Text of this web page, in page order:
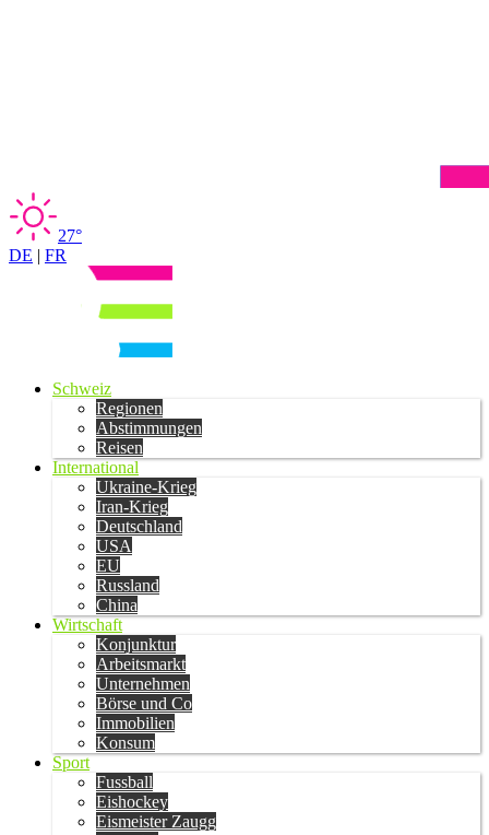
27°
DE | FR
Schweiz
Regionen
Abstimmungen
Reisen
International
Ukraine-Krieg
Iran-Krieg
Deutschland
USA
EU
Russland
China
Wirtschaft
Konjunktur
Arbeitsmarkt
Unternehmen
Börse und Co
Immobilien
Konsum
Sport
Fussball
Eishockey
Eismeister Zaugg